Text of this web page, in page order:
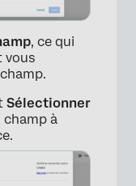
, ce qui
vous
Sélectionner
à